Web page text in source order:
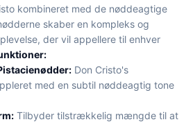
kombineret med de nøddeagtige
skaber en kompleks og
der vil appellere til enhver
Don Cristo's
med en subtil nøddeagtig tone
Tilbyder tilstrækkelig mængde til at